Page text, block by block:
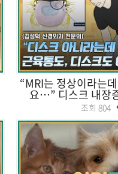
“MRI는 정상이라는
요…” 디스크 내장
조회 804